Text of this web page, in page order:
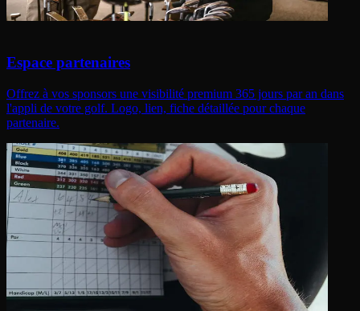
Espace partenaires
Offrez à vos sponsors une visibilité premium 365 jours par an dans
l'appli de votre golf. Logo, lien, fiche détaillée pour chaque
partenaire.